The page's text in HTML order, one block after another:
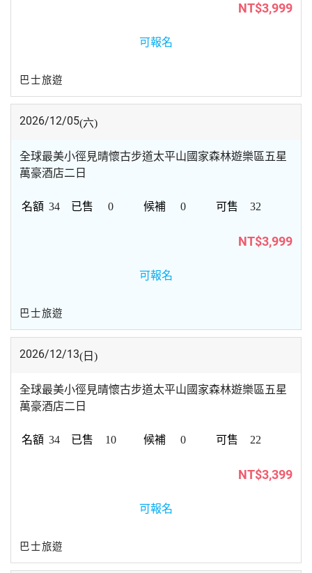
NT$3,999
可報名
巴士旅遊
2026/12/05(六)
全球最美小徑見晴懷古步道太平山國家森林遊樂區五星
萬豪酒店二日
34 0 0 32
NT$3,999
可報名
巴士旅遊
2026/12/13(日)
全球最美小徑見晴懷古步道太平山國家森林遊樂區五星
萬豪酒店二日
34 10 0 22
NT$3,399
可報名
巴士旅遊